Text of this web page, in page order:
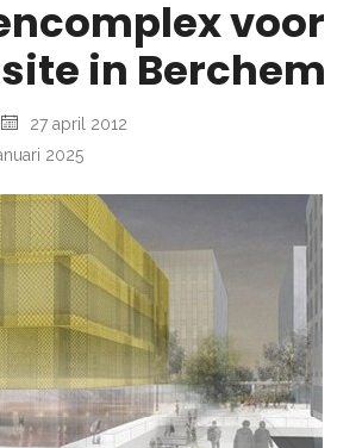
voor
in Berchem
27 april 2012
2025